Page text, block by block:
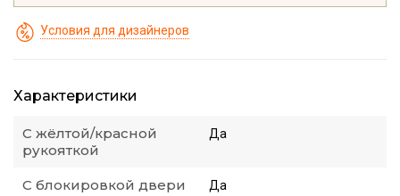
Условия для дизайнеров
Характеристики
С жёлтой/красной
рукояткой
Да
С блокировкой двери Да